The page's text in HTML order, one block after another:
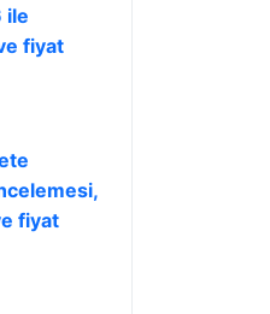
ile
fiyat
fiyat